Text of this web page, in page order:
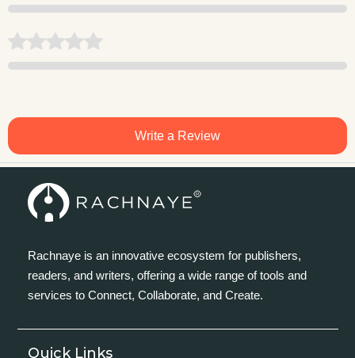
Write a Review
Rachnaye is an innovative ecosystem for publishers,
readers, and writers, offering a wide range of tools and
services to Connect, Collaborate, and Create.
Quick Links